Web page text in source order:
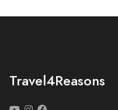
Travel4Reasons